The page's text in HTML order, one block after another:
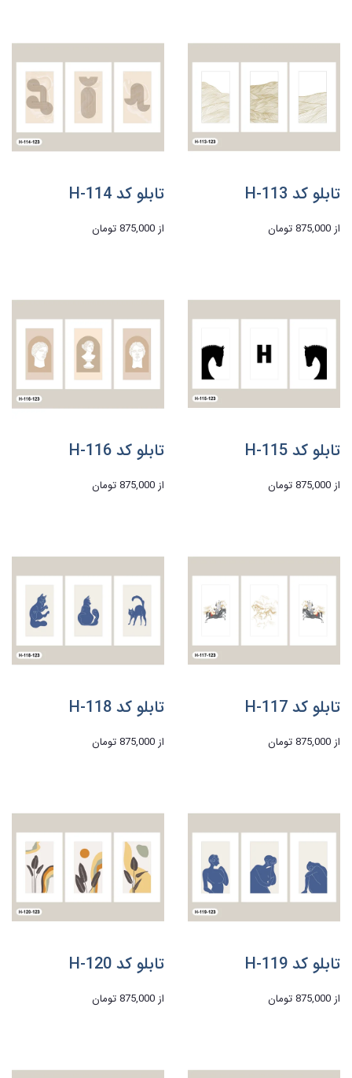
تابلو کد H-113
از 875,000 تومان
تابلو کد H-114
از 875,000 تومان
تابلو کد H-115
از 875,000 تومان
تابلو کد H-116
از 875,000 تومان
تابلو کد H-117
از 875,000 تومان
تابلو کد H-118
از 875,000 تومان
تابلو کد H-119
از 875,000 تومان
تابلو کد H-120
از 875,000 تومان